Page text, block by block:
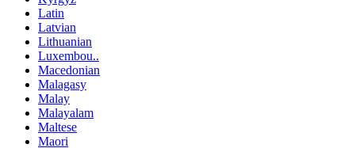
Latin
Latvian
Lithuanian
Luxembou..
Macedonian
Malagasy
Malay
Malayalam
Maltese
Maori